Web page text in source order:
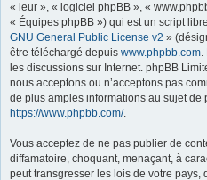
« leur », « logiciel phpBB », «
« Équipes phpBB ») qui est un script
GNU General Public License v2 »
être téléchargé depuis www.phpbb.com.
les discussions sur Internet. phpBB
nous acceptons ou n’acceptons pas
de plus amples informations au sujet de
https://www.phpbb.com/.
Vous acceptez de ne pas publier de
diffamatoire, choquant, menaçant, à
peut transgresser les lois de votre pays,